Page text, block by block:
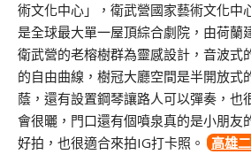
術文化中心」，衛武營國家藝術文化中
是全球最大單一屋頂綜合劇院，由荷蘭
衛武營的老榕樹群為靈感設計，音波式
的自由曲線，樹冠大廳空間是半開放式
蔭，還有設置鋼琴讓路人可以彈奏，也
會很曬，門口還有個噴泉真的是小朋友
好拍，也很適合來拍IG打卡照。
高雄